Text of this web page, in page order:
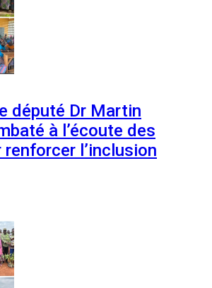
député Dr Martin
à l’écoute des
l’inclusion